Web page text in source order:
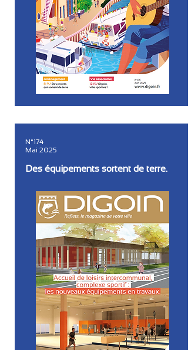
N°174
Mai 2025
Des équipements sortent de terre.